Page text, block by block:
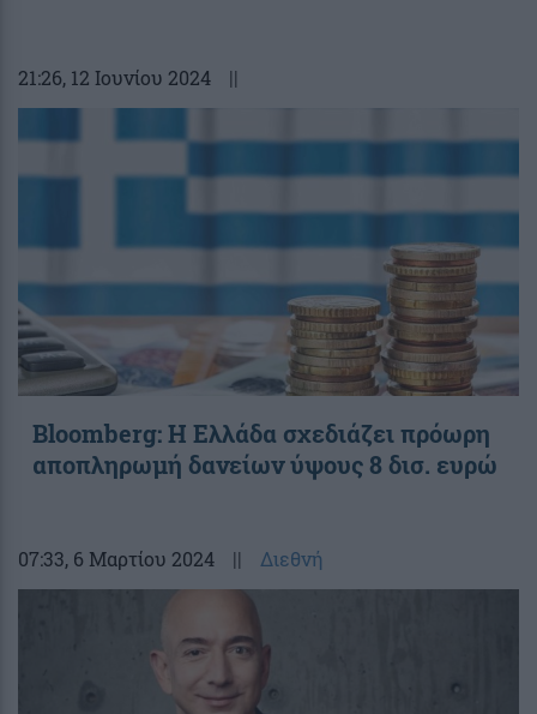
21:26, 12 Ιουνίου 2024 ||
Bloomberg: Η Ελλάδα σχεδιάζει πρόωρη
αποπληρωμή δανείων ύψους 8 δισ. ευρώ
07:33, 6 Μαρτίου 2024 || Διεθνή